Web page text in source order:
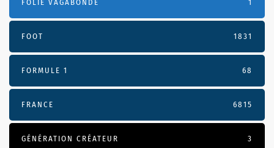
FOLIE VAGABONDE 1
FOOT 1831
FORMULE 1 68
FRANCE 6815
GÉNÉRATION CRÉATEUR 3